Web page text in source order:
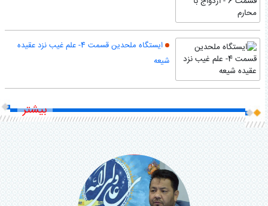
ایستگاه ملحدین قسمت 4- علم غیب نزد عقیده
شیعه
بیشتر